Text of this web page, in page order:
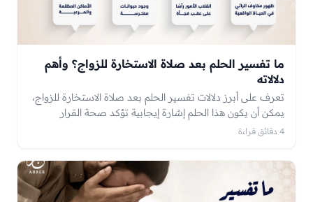
ما تفسير الحلم بعد صلاة الاستخارة للزواج؟ وأهم
دلالاته
تعرف على أبرز دلالات تفسير الحلم بعد صلاة الاستخارة للزواج،
يمكن أن يكون هذا الحلم إشارة إيجابية تؤكد صحة القرار
وتشجع الشخص على المضي قدمًا نحو هذا الزواج، وقد يشير
4 دقائق قراءة